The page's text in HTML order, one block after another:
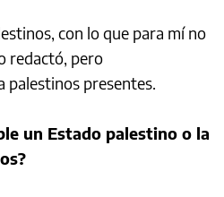
con lo que para mí no
redactó, pero
presentes.
un Estado palestino o la